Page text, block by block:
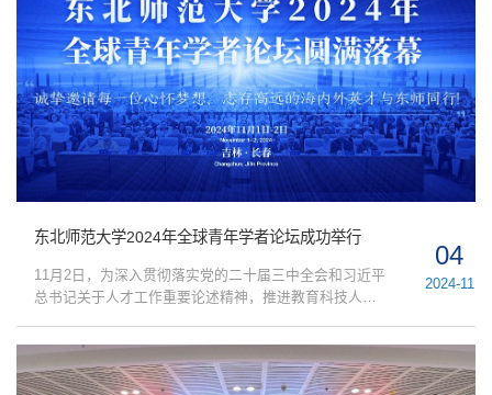
高校的近百名博士和博士后现场参会。...
东北师范大学2024年全球青年学者论坛成功举行
11月2日，为深入贯彻落实党的二十届三中全会和习近平
总书记关于人才工作重要论述精神，推进教育科技人才
作会议精神和人才工作年总体工作部署，学校以“才聚巅
峰·筑梦未来”为主题，举办了东北师范大学首届全球青年
学者论坛。本次论坛以主论坛与分论坛相结合、线上线
04
2024-11